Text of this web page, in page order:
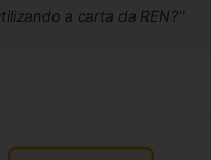
a carta da REN?"